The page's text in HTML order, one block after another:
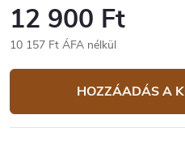
12 900 Ft
10 157 Ft ÁFA nélkül
HOZZÁADÁS A